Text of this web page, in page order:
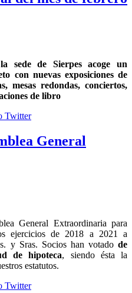
sede de Sierpes acoge un
con nuevas exposiciones de
mesas redondas, conciertos,
de libro
General
General Extraordinaria para
ejercicios de 2018 a 2021 a
y Sras. Socios han votadode
de hipoteca, siendo ésta la
estatutos.